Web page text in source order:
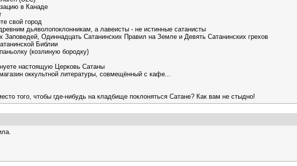
в Канаде
свой город
дьяволопоклонникам, а лавеисты - не истинные сатанисты
Заповедей, Одиннадцать Сатанинских Правил на Земле и Девять Сатанинских грехов
Библии
(козлиную бородку)
настоящую Церковь Сатаны
оккультной литературы, совмещённый с кафе...
того, чтобы где-нибудь на кладбище поклоняться Сатане? Как вам не стыдно!